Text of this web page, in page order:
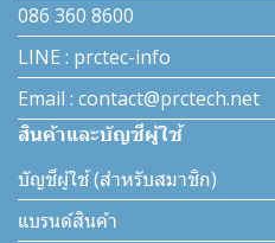
086 360 8600
LINE : prctec-info
Email : contact@prctech.net
สินค้าและบัญชีผู้ใช้
บัญชีผู้ใช้ (สำหรับสมาชิก)
แบรนด์สินค้า